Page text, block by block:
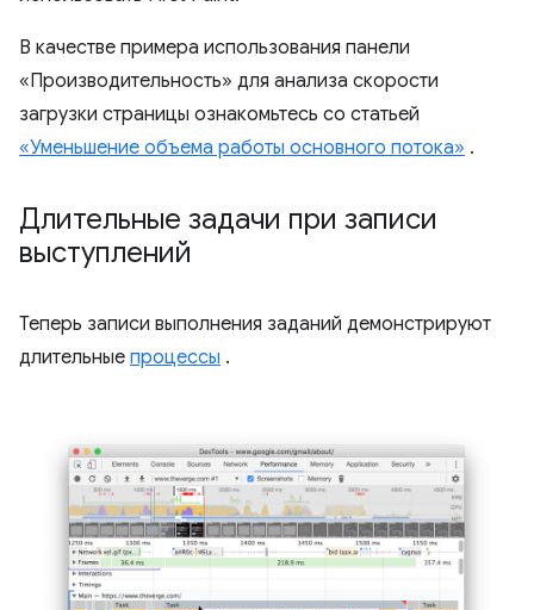
В качестве примера использования панели
«Производительность» для анализа скорости
загрузки страницы ознакомьтесь со статьей
«Уменьшение объема работы основного потока» .
Длительные задачи при записи
выступлений
Теперь записи выполнения заданий демонстрируют
длительные процессы .